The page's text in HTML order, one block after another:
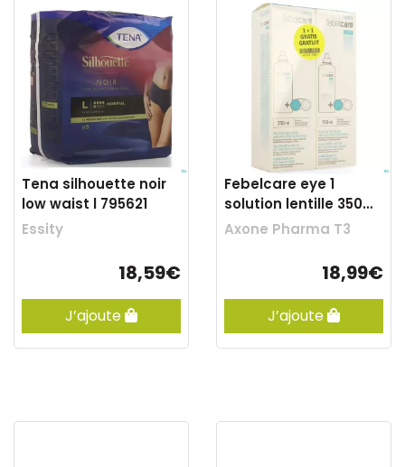
Tena silhouette noir
low waist l 795621
Essity
18,59€
J’ajoute
Febelcare eye 1
solution lentille 350ml
1+1 grat.
Axone Pharma T3
18,99€
J’ajoute